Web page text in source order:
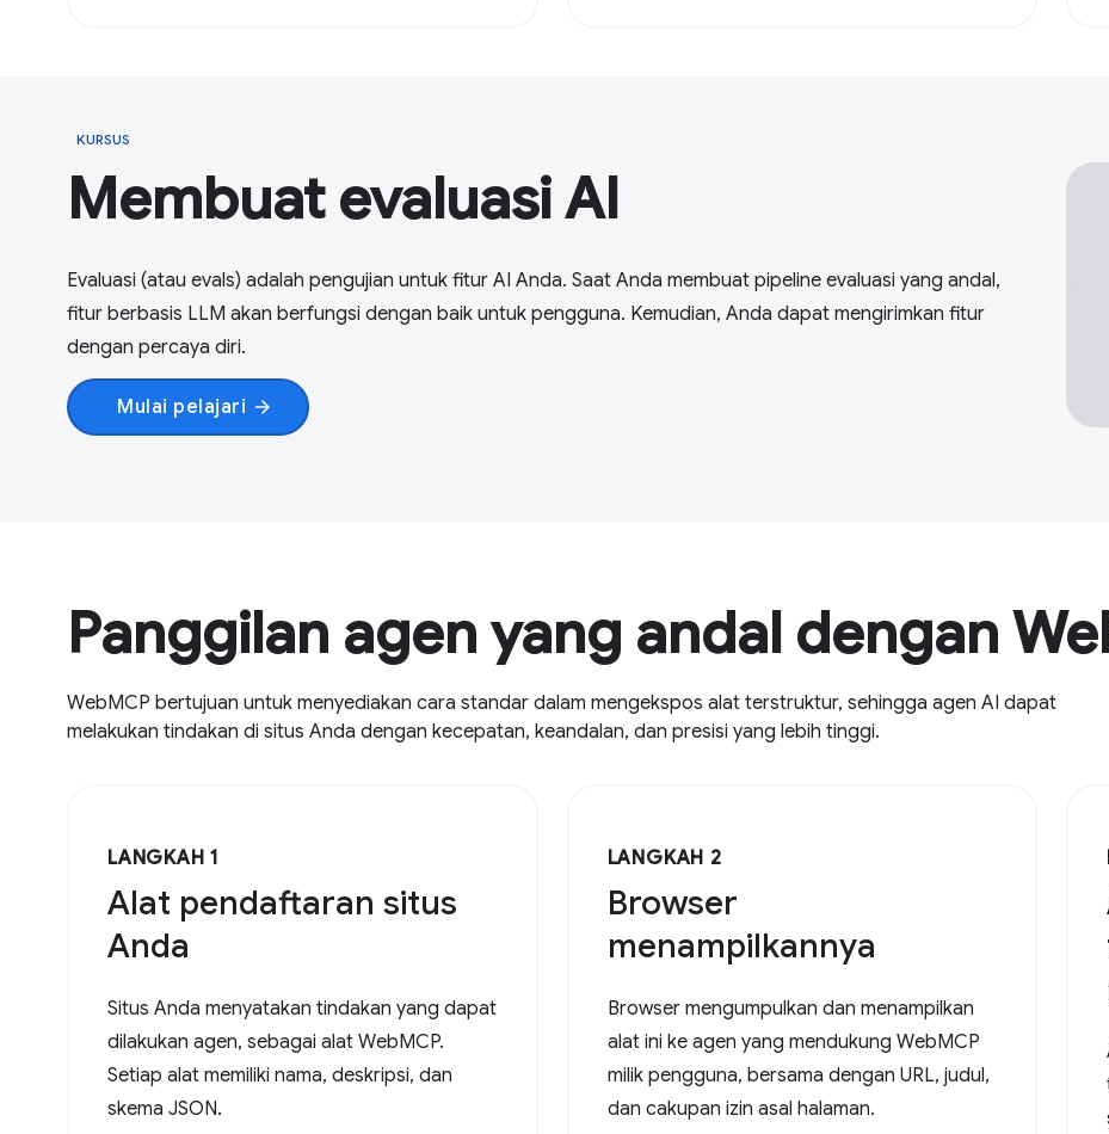
KURSUS
Membuat evaluasi AI
Evaluasi (atau evals) adalah pengujian untuk fitur AI Anda. Saat Anda membuat pipeline evaluasi yang andal,
fitur berbasis LLM akan berfungsi dengan baik untuk pengguna. Kemudian, Anda dapat mengirimkan fitur
dengan percaya diri.
Mulai pelajari arrow_forward
Panggilan agen yang andal dengan
WebMCP bertujuan untuk menyediakan cara standar dalam mengekspos alat terstruktur, sehingga agen AI dapat
melakukan tindakan di situs Anda dengan kecepatan, keandalan, dan presisi yang lebih tinggi.
LANGKAH 1
Alat pendaftaran situs
Anda
Situs Anda menyatakan tindakan yang dapat
dilakukan agen, sebagai alat WebMCP.
Setiap alat memiliki nama, deskripsi, dan
skema JSON.
LANGKAH 2
Browser
menampilkannya
Browser mengumpulkan dan menampilkan
alat ini ke agen yang mendukung WebMCP
milik pengguna, bersama dengan URL, judul,
dan cakupan izin asal halaman.